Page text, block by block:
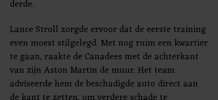
derde.
Lance Stroll zorgde ervoor dat de eerste training
even moest stilgelegd. Met nog ruim een kwartier
te gaan, raakte de Canadees met de achterkant
van zijn Aston Martin de muur. Het team
adviseerde hem de beschadigde auto direct aan